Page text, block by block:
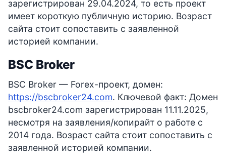
зарегистрирован 29.04.2024, то есть проект
имеет короткую публичную историю. Возраст
сайта стоит сопоставить с заявленной
историей компании.
BSC Broker
BSC Broker — Forex-проект, домен:
https://bscbroker24.com. Ключевой факт: Домен
bscbroker24.com зарегистрирован 11.11.2025,
несмотря на заявления/копирайт о работе с
2014 года. Возраст сайта стоит сопоставить с
заявленной историей компании.